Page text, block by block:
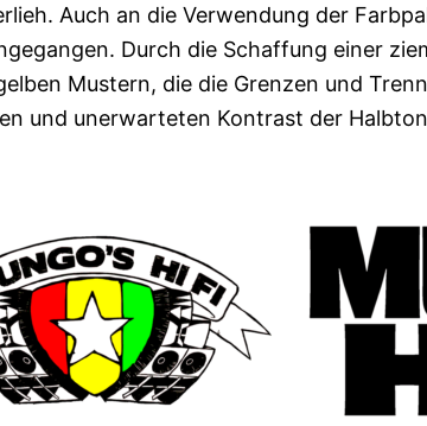
Auch an die Verwendung der
Durch die Schaffung einer
Mustern, die die Grenzen und
und unerwarteten Kontrast der